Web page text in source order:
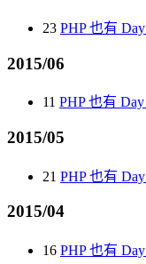
23 PHP 也有
2015/06
11 PHP 也有
2015/05
21 PHP 也有
2015/04
16 PHP 也有